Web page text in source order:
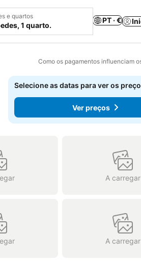
e quartos
1 quarto.
PT · €
Como os pagamentos influenciam
aos favoritos
Selecione as datas para ver os
Ver preços
A carregar
A carregar